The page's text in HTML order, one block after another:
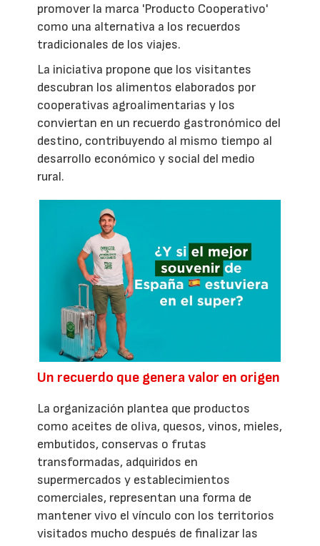
promover la marca 'Producto Cooperativo'
como una alternativa a los recuerdos
tradicionales de los viajes.
La iniciativa propone que los visitantes
descubran los alimentos elaborados por
cooperativas agroalimentarias y los
conviertan en un recuerdo gastronómico del
destino, contribuyendo al mismo tiempo al
desarrollo económico y social del medio
rural.
Un recuerdo que genera valor en origen
La organización plantea que productos
como aceites de oliva, quesos, vinos, mieles,
embutidos, conservas o frutas
transformadas, adquiridos en
supermercados y establecimientos
comerciales, representan una forma de
mantener vivo el vínculo con los territorios
visitados mucho después de finalizar las